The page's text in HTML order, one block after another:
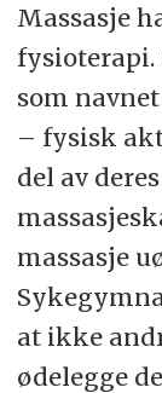
Massasje
fysioterapi.
som
– fysisk
del av
massasje
at ikke
ødelegge